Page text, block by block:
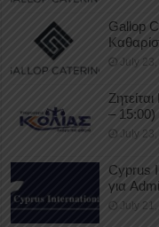
Gallop
July
– 15:00)
July
Cyprus
για
July